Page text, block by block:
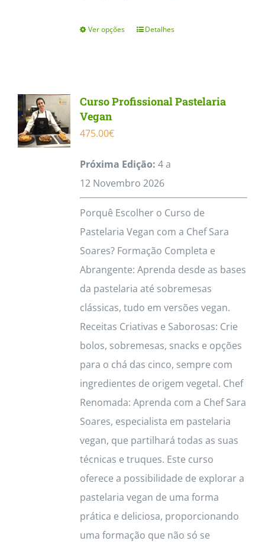
Ver opções
This
variants.
may
be
the
product
page
Detalhes
Curso Profissional Pastelaria
Vegan
475.00€
Próxima Edição: 4 a
12 Novembro 2026
Porquê Escolher o Curso de
Pastelaria Vegan com a Chef Sara
Soares? Formação Completa e
Abrangente: Aprenda desde as bases
da pastelaria até sobremesas
clássicas, tudo em versões vegan.
Receitas Criativas e Saborosas: Crie
bolos, sobremesas, snacks e opções
para o chá das cinco, sempre com
ingredientes de origem vegetal. Chef
Renomada: Aprenda com a Chef Sara
Soares, especialista em pastelaria
vegan, que partilhará todas as suas
técnicas e truques. Este curso
oferece a possibilidade de explorar a
pastelaria vegan de uma forma
prática e deliciosa, proporcionando
uma formação que não só se